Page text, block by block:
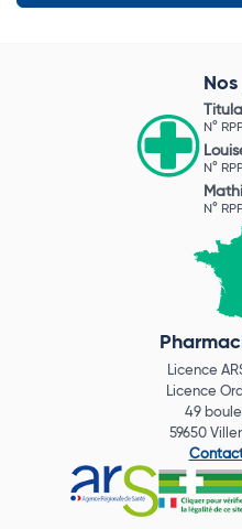
N°
N°
N°
Licence
Licence
49
59650